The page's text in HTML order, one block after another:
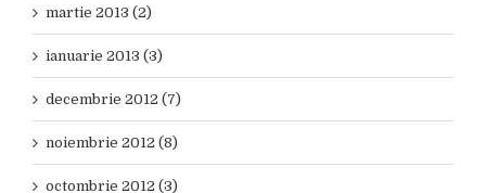
martie 2013 (2)
ianuarie 2013 (3)
decembrie 2012 (7)
noiembrie 2012 (8)
octombrie 2012 (3)